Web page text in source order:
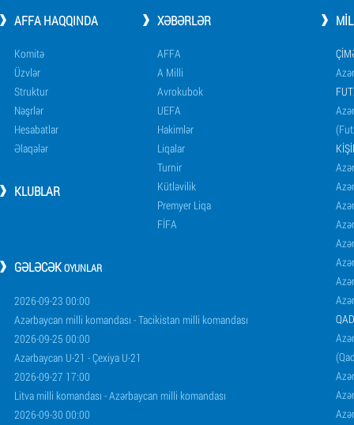
AFFA HAQQINDA
Komitə
Üzvlər
Struktur
Nəşrlər
Hesabatlar
Əlaqələr
KLUBLAR
XƏBƏRLƏR
AFFA
A Milli
Avrokubok
UEFA
Hakimlər
Liqalar
Turnir
Kütləvilik
Premyer Liqa
FİFA
GƏLƏCƏKOYUNLAR
2026-09-23 00:00
Azərbaycan milli komandası - Tacikistan milli komandası
2026-09-25 00:00
Azərbaycan U-21 - Çexiya U-21
2026-09-27 17:00
Litva milli komandası - Azərbaycan milli komandası
2026-09-30 00:00